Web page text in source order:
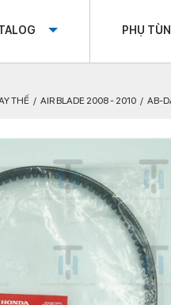
PHỤ
THẾ AIR BLADE 2008 - 2010 AB-